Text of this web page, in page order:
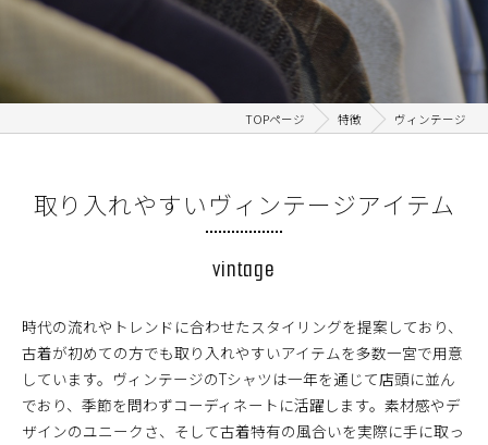
TOPページ 特徴 ヴィンテージ
取り入れやすいヴィンテージアイテム
vintage
時代の流れやトレンドに合わせたスタイリングを提案しており、
古着が初めての方でも取り入れやすいアイテムを多数一宮で用意
しています。ヴィンテージのTシャツは一年を通じて店頭に並ん
でおり、季節を問わずコーディネートに活躍します。素材感やデ
ザインのユニークさ、そして古着特有の風合いを実際に手に取っ